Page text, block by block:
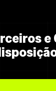
e